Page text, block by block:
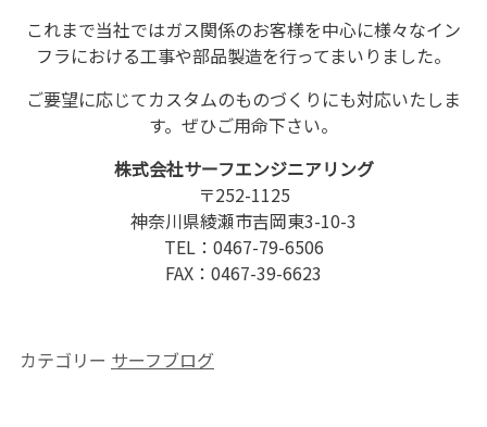
これまで当社ではガス関係のお客様を中心に様々なイン
フラにおける工事や部品製造を行ってまいりました。
ご要望に応じてカスタムのものづくりにも対応いたしま
す。ぜひご用命下さい。
株式会社サーフエンジニアリング
〒252-1125
神奈川県綾瀬市吉岡東3-10-3
TEL：0467-79-6506
FAX：0467-39-6623
カテゴリー サーフブログ